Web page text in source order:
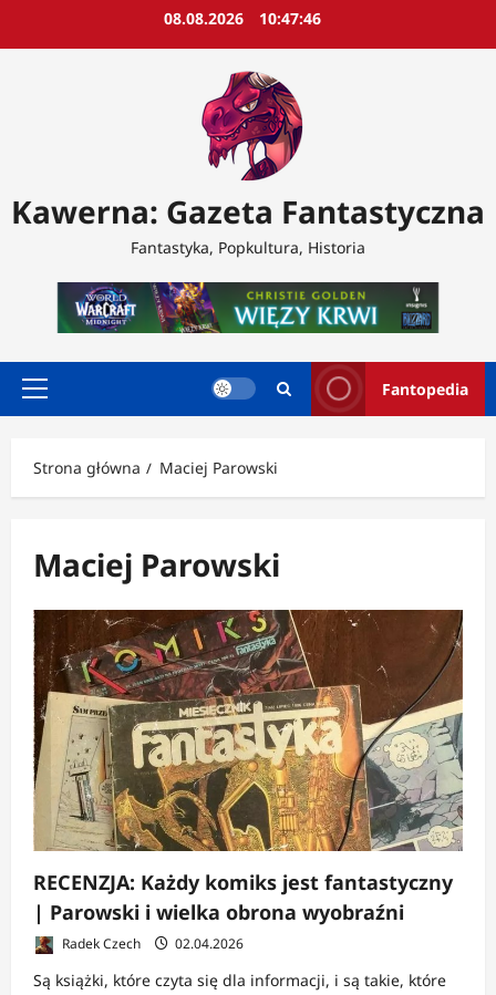
08.08.2026 10:47:48
Kawerna: Gazeta Fantastyczna
Fantastyka, Popkultura, Historia
Menu
Fantopedia
Strona główna Maciej Parowski
Maciej Parowski
RECENZJA: Każdy komiks jest fantastyczny
| Parowski i wielka obrona wyobraźni
Radek Czech 02.04.2026
Są książki, które czyta się dla informacji, i są takie, które